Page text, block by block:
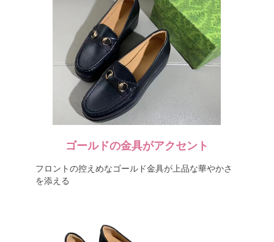
ゴールドの金具がアクセント
フロントの控えめなゴールド金具が上品な華やかさ
を添える